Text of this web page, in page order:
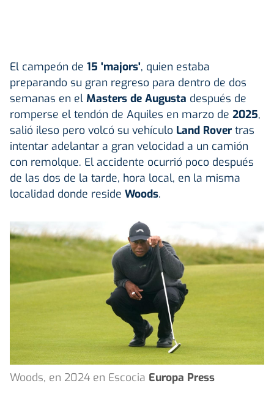
El campeón de 15 'majors', quien estaba
preparando su gran regreso para dentro de dos
semanas en el Masters de Augusta después de
romperse el tendón de Aquiles en marzo de 2025,
salió ileso pero volcó su vehículo Land Rover tras
intentar adelantar a gran velocidad a un camión
con remolque. El accidente ocurrió poco después
de las dos de la tarde, hora local, en la misma
localidad donde reside Woods.
Woods, en 2024 en Escocia Europa Press